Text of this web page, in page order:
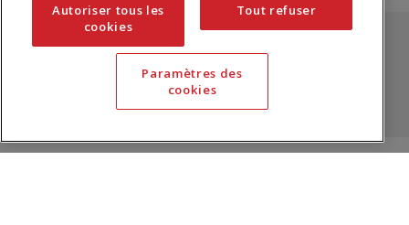
© Œuvre Aline et Emile Mayrisch
Qui sommes-nous? Publications
Autoriser tous les
cookies
Tout refuser
Paramètres des
cookies